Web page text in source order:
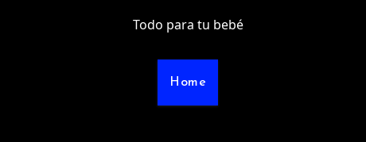
Todo para tu bebé
Home